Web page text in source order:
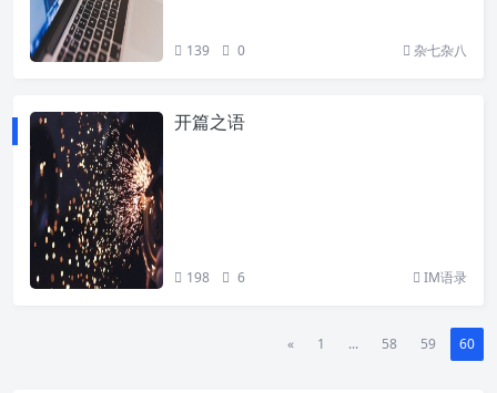
139 0 杂七杂八
开篇之语
198 6 IM语录
« 1 ... 58 59 60